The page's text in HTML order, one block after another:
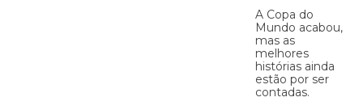
A Copa do
Mundo acabou,
mas as
melhores
histórias ainda
estão por ser
contadas.